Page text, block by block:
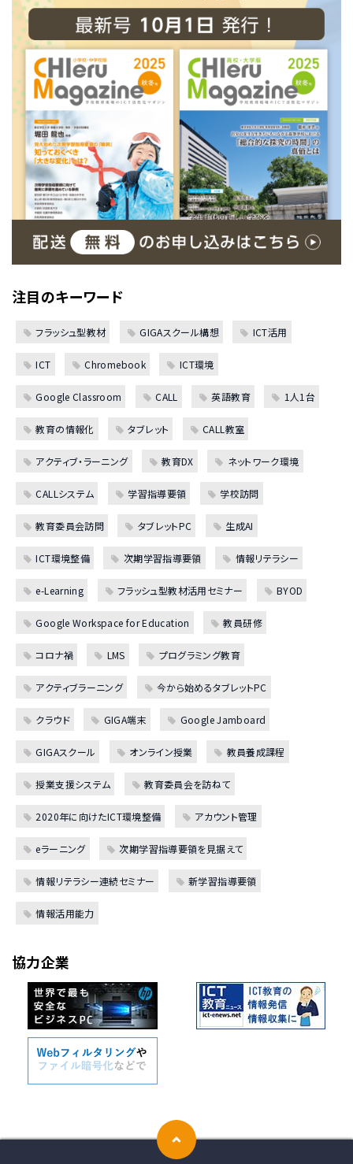
注目のキーワード
フラッシュ型教材 GIGAスクール構想 ICT活用
ICT Chromebook ICT環境
Google Classroom CALL 英語教育 1人1台
教育の情報化 タブレット CALL教室
アクティブ・ラーニング 教育DX ネットワーク環境
CALLシステム 学習指導要領 学校訪問
教育委員会訪問 タブレットPC 生成AI
ICT環境整備 次期学習指導要領 情報リテラシー
e-Learning フラッシュ型教材活用セミナー BYOD
Google Workspace for Education 教員研修
コロナ禍 LMS プログラミング教育
アクティブラーニング 今から始めるタブレットPC
クラウド GIGA端末 Google Jamboard
GIGAスクール オンライン授業 教員養成課程
授業支援システム 教育委員会を訪ねて
2020年に向けたICT環境整備 アカウント管理
eラーニング 次期学習指導要領を見据えて
情報リテラシー連続セミナー 新学習指導要領
情報活用能力
協力企業